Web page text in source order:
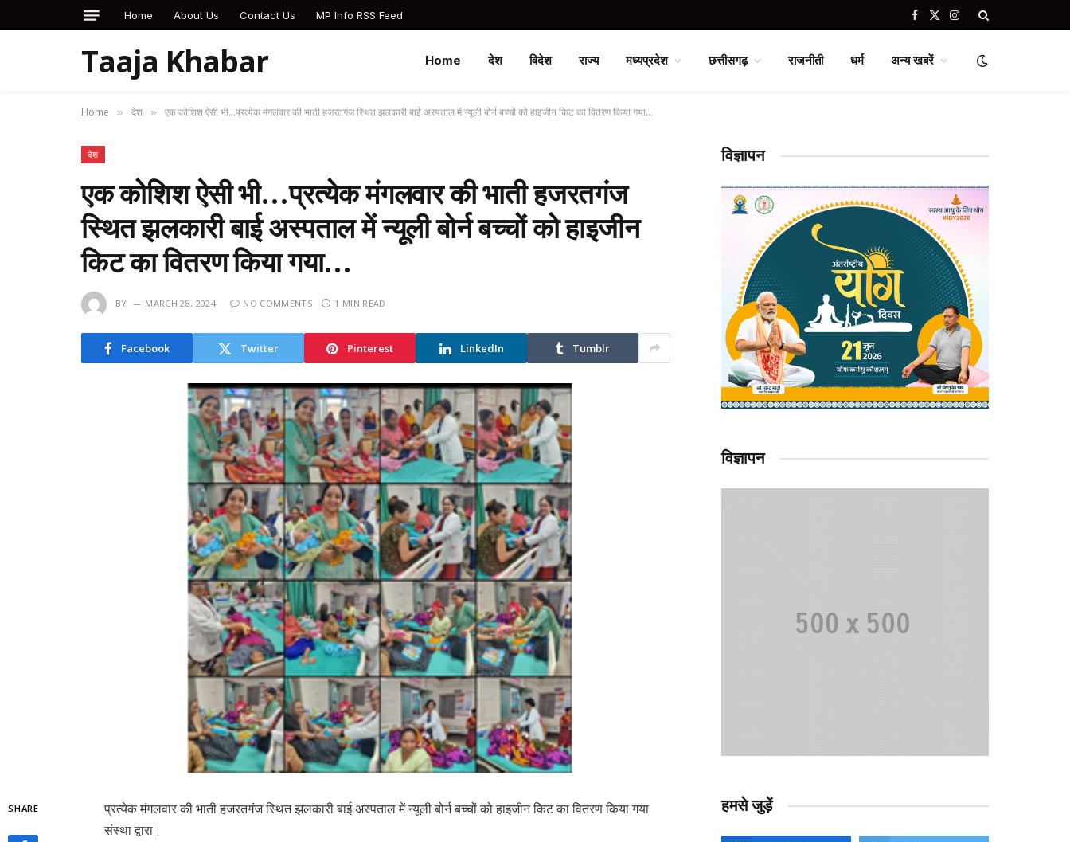
Home About Us Contact Us MP Info RSS Feed Facebook
X
Instagram
Taaja Khabar Home देश विदेश राज्य मध्यप्रदेश छत्तीसगढ़ राजनीती धर्म अन्य खबरें
Home » देश » एक कोशिश ऐसी भी…प्रत्येक मंगलवार की भाती हजरतगंज स्थित झलकारी बाई अस्पताल में न्यूली बोर्न बच्चों को हाइजीन किट का वितरण किया गया…
देश
एक कोशिश ऐसी भी…प्रत्येक मंगलवार की भाती हजरतगंज
स्थित झलकारी बाई अस्पताल में न्यूली बोर्न बच्चों को हाइजीन
किट का वितरण किया गया…
BY MARCH 28, 2024 NO COMMENTS 1 MIN READ
Facebook Twitter Pinterest LinkedIn Tumblr
SHARE
प्रत्येक मंगलवार की भाती हजरतगंज स्थित झलकारी बाई अस्पताल में न्यूली बोर्न बच्चों को हाइजीन किट का वितरण किया गया
संस्था द्वारा।
विज्ञापन
विज्ञापन
हमसे जुड़ें